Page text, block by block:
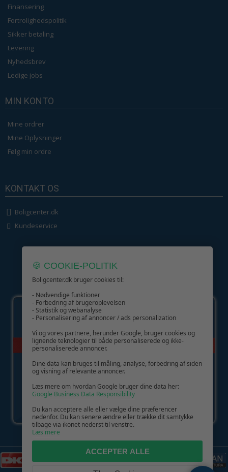
Finansering
Fortrolighedspolitik
Sikker betaling
Levering
Nyhedsbrev
Ledige jobs
MIN KONTO
Mine ordrer
Mine Oplysninger
Følg min ordre
KONTAKT OS
Boligcenter.dk
Kundeservice
GIV GLÆDE MED ET GAVEKORT!
🍪 COOKIE-POLITIK
Boligcenter.dk bruger cookies til:
- Nødvendige funktioner
- Forbedring af brugeroplevelsen
- Statistik og webanalyse
- Personalisering af annoncer / ads personalization
Vi og vores partnere, herunder Google, bruger cookies og
lignende teknologier til både personaliserede og ikke-
personaliserede annoncer.
Dine data kan bruges til måling, analyse, forbedring af siden
og visning af relevante annoncer.
Læs mere om hvordan Google bruger dine data her:
Google Business Data Responsibility
Du kan acceptere alle eller vælge dine præferencer
nedenfor. Du kan senere ændre eller trække dit samtykke
tilbage via ikonet nederst til venstre.
Læs mere
ACCEPTER ALLE